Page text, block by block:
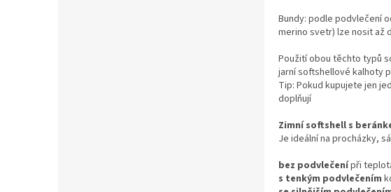
Bundy: podle podvlečení
merino svetr) lze nosit až
Použití obou těchto typů
jarní softshellové kalhoty
Tip: Pokud kupujete jen
doplňují
Zimní softshell s
Je ideální na procházky,
bez podvlečenípři
s tenkým podvlečením